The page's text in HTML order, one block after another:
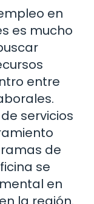
en
es mucho
entre
servicios
de
se
en